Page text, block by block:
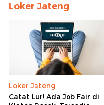
Loker Jateng
Loker Jateng
Catat Lur! Ada Job Fair di